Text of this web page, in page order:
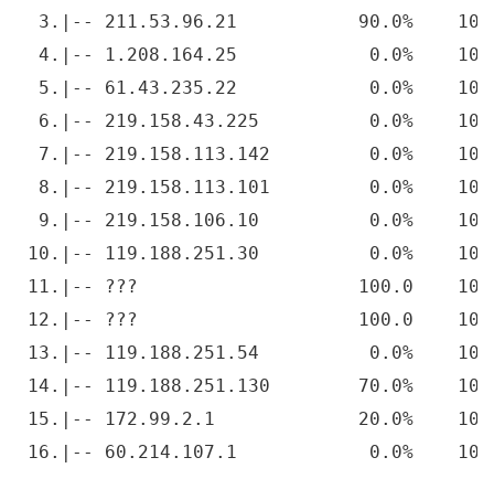
3.|-- 211.53.96.21           90.0%    10
4.|-- 1.208.164.25            0.0%    10
5.|-- 61.43.235.22            0.0%    10
6.|-- 219.158.43.225          0.0%    10
7.|-- 219.158.113.142         0.0%    10
8.|-- 219.158.113.101         0.0%    10
9.|-- 219.158.106.10          0.0%    10
10.|-- 119.188.251.30          0.0%
11.|-- ???                    100.0    10
12.|-- ???                    100.0    10
13.|-- 119.188.251.54          0.0%
14.|-- 119.188.251.130        70.0%    10
15.|-- 172.99.2.1             20.0%    10
16.|-- 60.214.107.1            0.0%    10